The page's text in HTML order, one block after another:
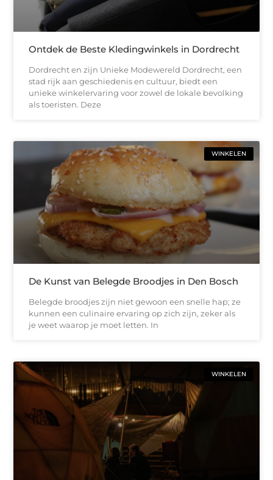
Ontdek de Beste Kledingwinkels in Dordrecht
Dordrecht en zijn Unieke Modewereld Dordrecht, een
stad rijk aan geschiedenis en cultuur, biedt een
unieke winkelervaring voor zowel de lokale bevolking
als toeristen. Deze
WINKELEN
De Kunst van Belegde Broodjes in Den Bosch
Belegde broodjes zijn niet gewoon een snelle hap; ze
kunnen een culinaire ervaring op zich zijn, zeker als
je weet waarop je moet letten. In
WINKELEN